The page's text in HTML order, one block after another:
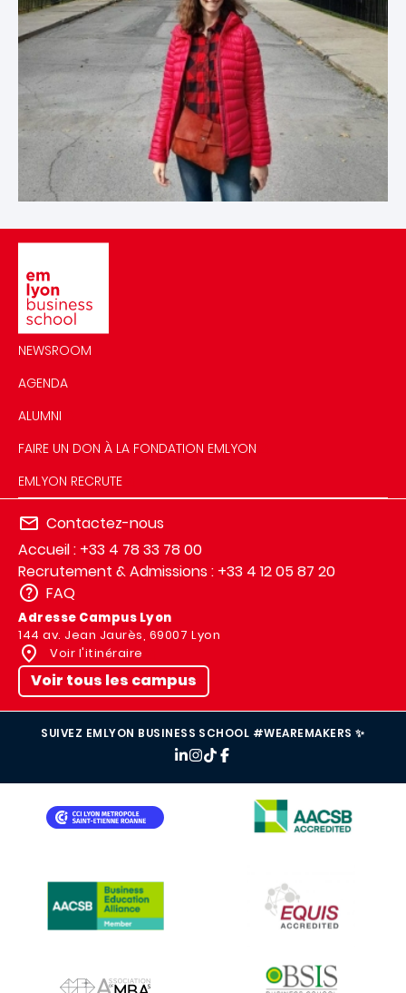
NEWSROOM
AGENDA
ALUMNI
FAIRE UN DON À LA FONDATION EMLYON
EMLYON RECRUTE
Contactez-nous
Accueil : +33 4 78 33 78 00
Recrutement & Admissions : +33 4 12 05 87 20
FAQ
Adresse Campus Lyon
144 av. Jean Jaurès, 69007 Lyon
Voir l'itinéraire
Voir tous les campus
SUIVEZ EMLYON BUSINESS SCHOOL #WEAREMAKERS ✨
IMAGE
IMAGE
IMAGE